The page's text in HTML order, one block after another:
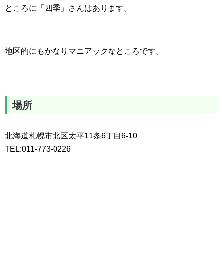
ところに「四季」さんはあります。
地区的にもかなりマニアックなところです。
場所
北海道札幌市北区太平11条6丁目6-10
TEL:011-773-0226